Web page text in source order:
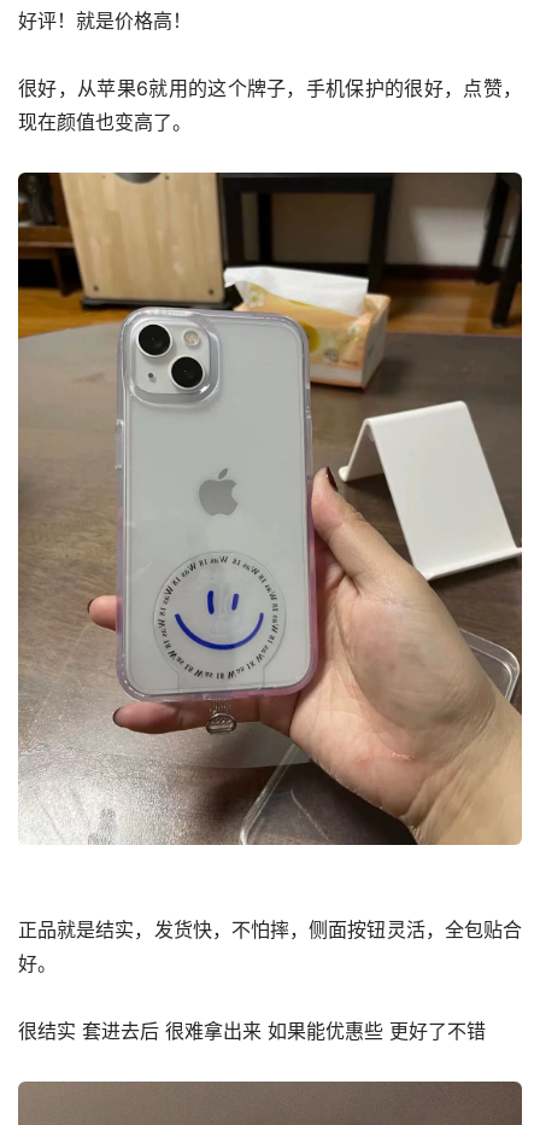
好评！就是价格高！
很好，从苹果6就用的这个牌子，手机保护的很好，点赞，
现在颜值也变高了。
正品就是结实，发货快，不怕摔，侧面按钮灵活，全包贴合
好。
很结实 套进去后 很难拿出来 如果能优惠些 更好了不错